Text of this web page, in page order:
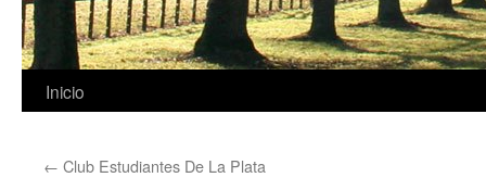
Saltar
contenido
Inicio
← Club Estudiantes De La Plata